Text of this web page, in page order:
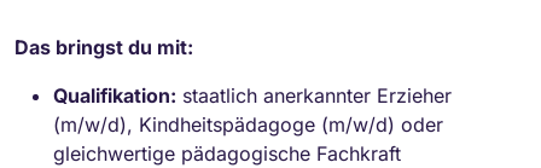
Das bringst du mit:
Qualifikation: staatlich anerkannter Erzieher
(m/w/d), Kindheitspädagoge (m/w/d) oder
gleichwertige pädagogische Fachkraft